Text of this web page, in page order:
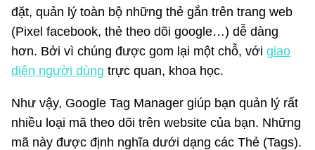
đặt, quản lý toàn bộ những thẻ gắn trên trang web
(Pixel facebook, thẻ theo dõi google…) dễ dàng
hơn. Bởi vì chúng được gom lại một chỗ, với giao
diện người dùng trực quan, khoa học.
Như vậy, Google Tag Manager giúp bạn quản lý rất
nhiều loại mã theo dõi trên website của bạn. Những
mã này được định nghĩa dưới dạng các Thẻ (Tags).